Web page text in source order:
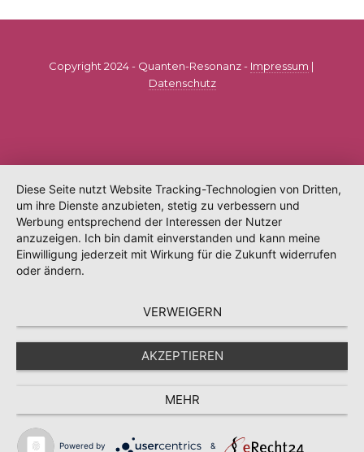
Copyright 2024 - Quanten-Resonanz - Impressum |
Datenschutz
Diese Seite nutzt Website Tracking-Technologien von Dritten,
um ihre Dienste anzubieten, stetig zu verbessern und
Werbung entsprechend der Interessen der Nutzer
anzuzeigen. Ich bin damit einverstanden und kann meine
Einwilligung jederzeit mit Wirkung für die Zukunft widerrufen
oder ändern.
VERWEIGERN
AKZEPTIEREN
MEHR
Powered by &